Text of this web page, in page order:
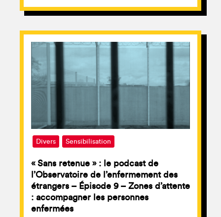
Divers Sensibilisation
« Sans retenue » : le podcast de
l’Observatoire de l’enfermement des
étrangers – Épisode 9 – Zones d’attente
: accompagner les personnes
enfermées